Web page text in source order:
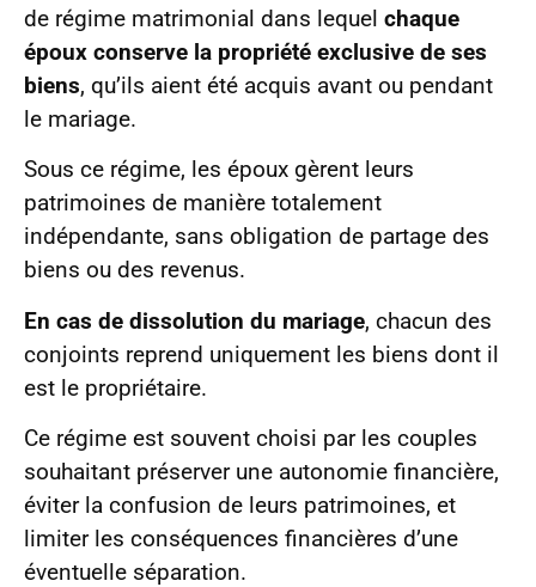
de régime matrimonial dans lequel chaque
époux conserve la propriété exclusive de ses
biens, qu’ils aient été acquis avant ou pendant
le mariage.
Sous ce régime, les époux gèrent leurs
patrimoines de manière totalement
indépendante, sans obligation de partage des
biens ou des revenus.
En cas de dissolution du mariage, chacun des
conjoints reprend uniquement les biens dont il
est le propriétaire.
Ce régime est souvent choisi par les couples
souhaitant préserver une autonomie financière,
éviter la confusion de leurs patrimoines, et
limiter les conséquences financières d’une
éventuelle séparation.